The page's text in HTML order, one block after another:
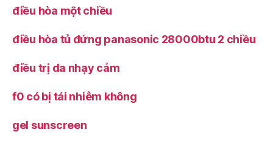
điều hòa một chiều
điều hòa tủ đứng panasonic 28000btu 2 chiều
điều trị da nhạy cảm
f0 có bị tái nhiễm không
gel sunscreen